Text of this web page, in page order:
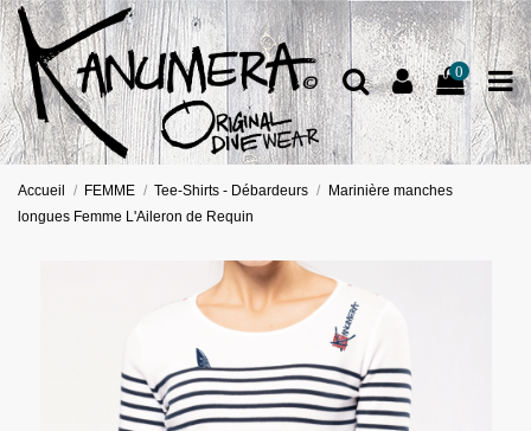
0
Accueil FEMME Tee-Shirts - Débardeurs
Marinière manches
longues Femme L'Aileron de Requin